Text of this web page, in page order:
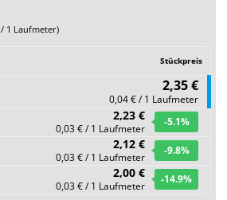
/ 1 Laufmeter)
Stückpreis
2,35 €
0,04 € / 1 Laufmeter
2,23 €
0,03 € / 1 Laufmeter
-5.1%
2,12 €
0,03 € / 1 Laufmeter
-9.8%
2,00 €
0,03 € / 1 Laufmeter
-14.9%